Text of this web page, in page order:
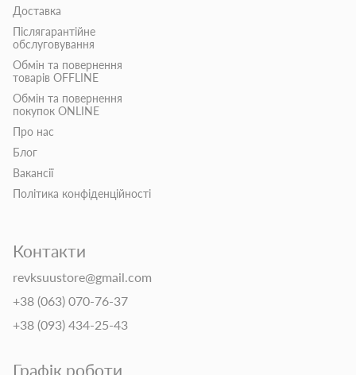
Доставка
Післягарантійне
обслуговування
Обмін та повернення
товарів OFFLINE
Обмін та повернення
покупок ONLINE
Про нас
Блог
Вакансії
Політика конфіденційності
Контакти
revksuustore@gmail.com
+38 (063) 070-76-37
+38 (093) 434-25-43
Графік роботи